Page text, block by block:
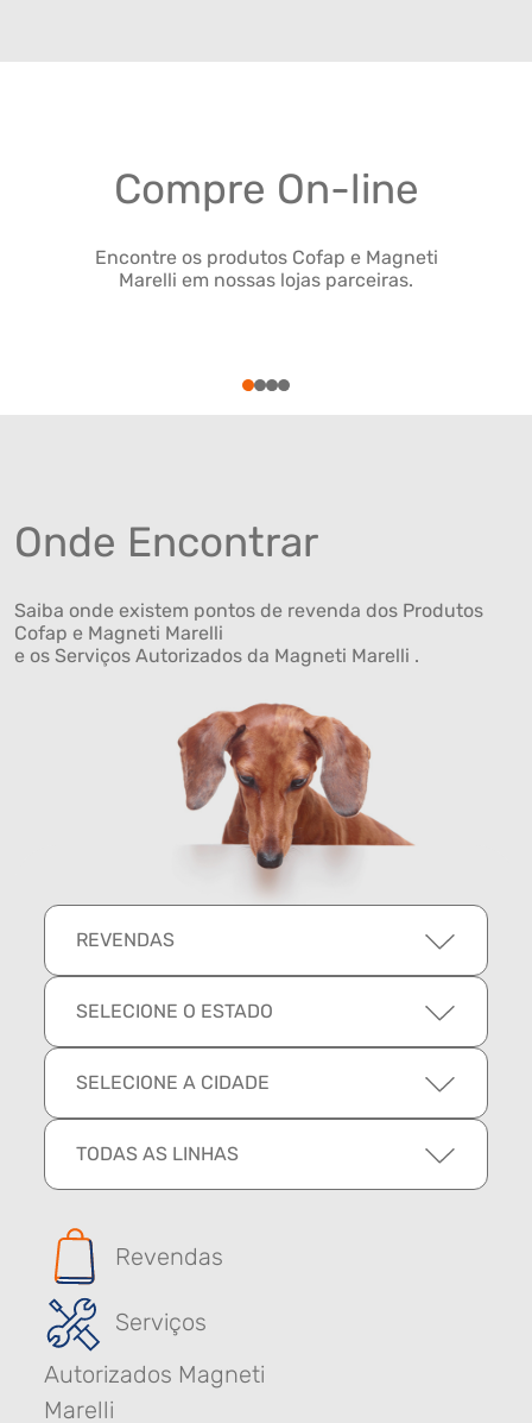
Compre On-line
Encontre os produtos Cofap e Magneti
Marelli em nossas lojas parceiras.
1234
Onde Encontrar
Saiba onde existem pontos de revenda dos Produtos
Cofap e Magneti Marelli
e os Serviços Autorizados da Magneti Marelli .
REVENDAS
SELECIONE O ESTADO
SELECIONE A CIDADE
TODAS AS LINHAS
Revendas
Serviços
Autorizados Magneti
Marelli